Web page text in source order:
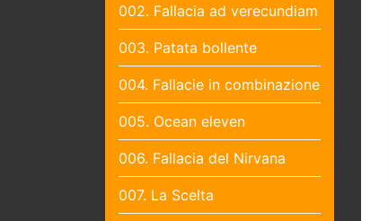
002. Fallacia ad verecundiam
003. Patata bollente
004. Fallacie in combinazione
005. Ocean eleven
006. Fallacia del Nirvana
007. La Scelta